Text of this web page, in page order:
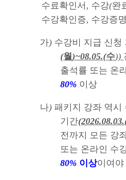
수료확인서 , 수강(완
수강확인증, 수강증
가) 수강비 지급 신청
(월)~08.05.(수))
출석률 또는 온
80% 이상
나) 패키지 강좌 역시
기간(
전까지 모든 강
또는 온라인 수
80% 이상이여야